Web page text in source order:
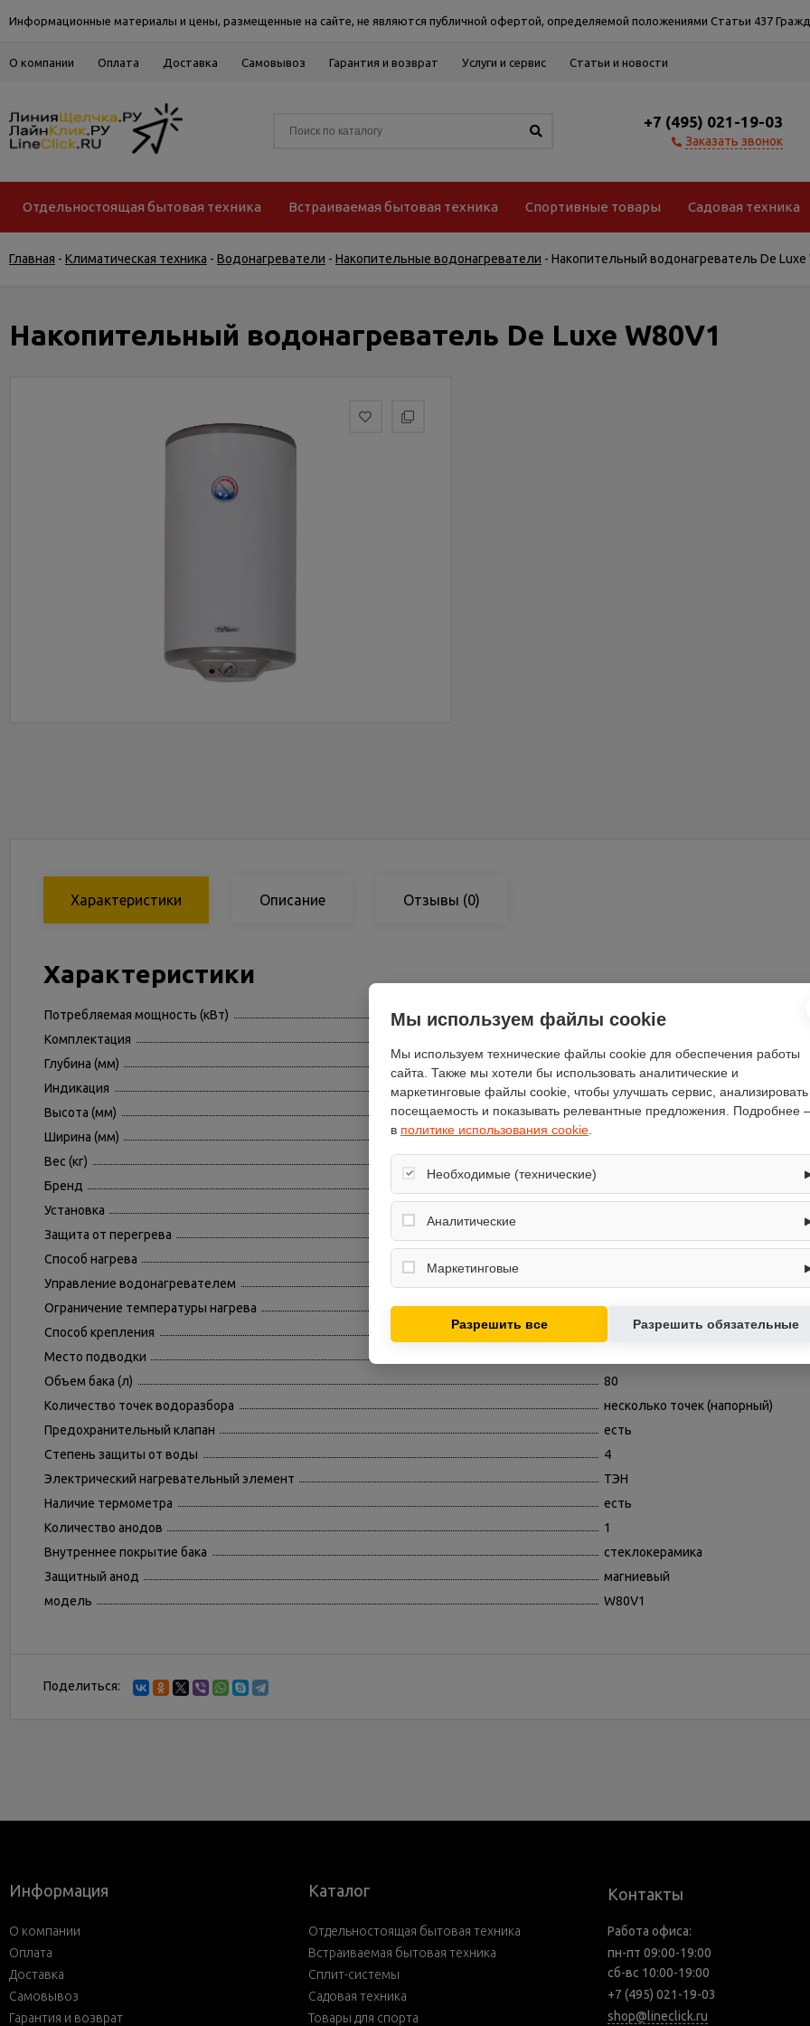
Информационные материалы и цены, размещенные на сайте, не являются публичной офертой, определяемой положениями Статьи 437
О компании Оплата Доставка Самовывоз Гарантия и возврат Услуги и сервис Статьи и новости
+7 (495) 021-19-03
Заказать звонок
Отдельностоящая бытовая техника Встраиваемая бытовая техника Спортивные товары Садовая техника
Главная - Климатическая техника - Водонагреватели - Накопительные водонагреватели - Накопительный водонагреватель De Luxe
Накопительный водонагреватель De Luxe W80V1
Характеристики Описание Отзывы (0)
Характеристики
Потребляемая мощность (кВт)
1.5
Комплектация
Глубина (мм)
Индикация
включения и нагрева
Высота (мм)
786
Ширина (мм)
Вес (кг)
Бренд
Установка
Защита от перегрева
Способ нагрева
Управление водонагревателем
Ограничение температуры нагрева
есть
Способ крепления
настенный
Место подводки
Объем бака (л)
80
Количество точек водоразбора
несколько точек (напорный)
Предохранительный клапан
есть
Степень защиты от воды
4
Электрический нагревательный элемент
ТЭН
Наличие термометра
есть
Количество анодов
1
Внутреннее покрытие бака
стеклокерамика
Защитный анод
магниевый
модель
W80V1
Поделиться:
Информация
О компании
Оплата
Доставка
Самовывоз
Гарантия и возврат
Каталог
Отдельностоящая бытовая техника
Встраиваемая бытовая техника
Сплит-системы
Садовая техника
Товары для спорта
Контакты
Работа офиса:
пн-пт 09:00-19:00
сб-вс 10:00-19:00
+7 (495) 021-19-03
shop@lineclick.ru
Мы используем файлы cookie
Мы используем технические файлы cookie для обеспечения работы
сайта. Также мы хотели бы использовать аналитические и
маркетинговые файлы cookie, чтобы улучшать сервис, анализировать
посещаемость и показывать релевантные предложения. Подробнее
в политике использования cookie
Необходимые (технические)
Обеспечивают корректную работу сайта: оформление заказа, корзина,
вход в личный кабинет. Без них основные функции могут быть
Аналитические
Собирают обезличенную информацию о посещениях и использовании
сайта (например, счётчики аналитики), помогают улучшать интерфейс и
Маркетинговые
Разрешить все Разрешить обязательные